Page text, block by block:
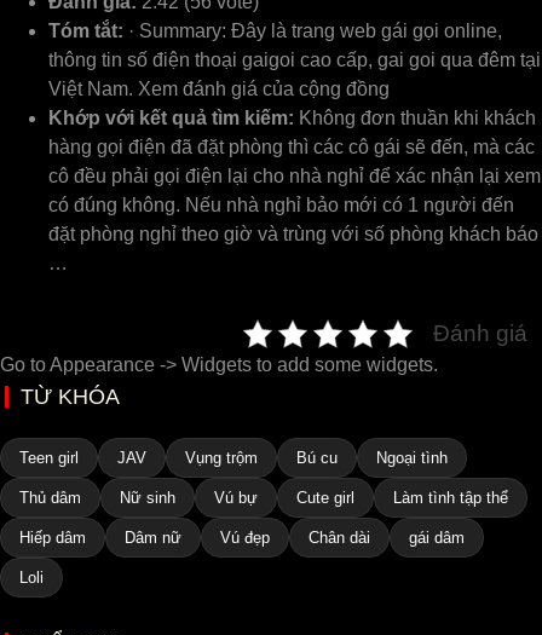
Tóm tắt: · Summary: Đây là trang web gái gọi online,
thông tin số điện thoại gaigoi cao cấp, gai goi qua đêm tại
Việt Nam. Xem đánh giá của cộng đồng
Khớp với kết quả tìm kiếm: Không đơn thuần khi khách
hàng gọi điện đã đặt phòng thì các cô gái sẽ đến, mà các
cô đều phải gọi điện lại cho nhà nghỉ để xác nhận lại xem
có đúng không. Nếu nhà nghỉ bảo mới có 1 người đến
đặt phòng nghỉ theo giờ và trùng với số phòng khách báo
…
Đánh giá
Go to Appearance -> Widgets to add some widgets.
TỪ KHÓA
Teen girl JAV Vụng trộm Bú cu Ngoại tình
Thủ dâm Nữ sinh Vú bự Cute girl Làm tình tập thể
Hiếp dâm Dâm nữ Vú đẹp Chân dài gái dâm
Loli